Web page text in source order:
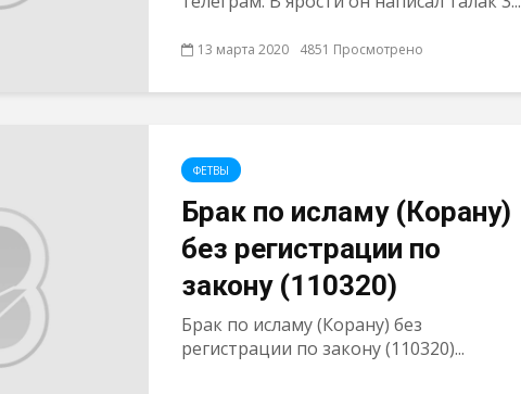
13 марта 2020 4851 Просмотрено
ФЕТВЫ
Брак по исламу (Корану)
без регистрации по
закону (110320)
Брак по исламу (Корану) без
регистрации по закону (110320)...